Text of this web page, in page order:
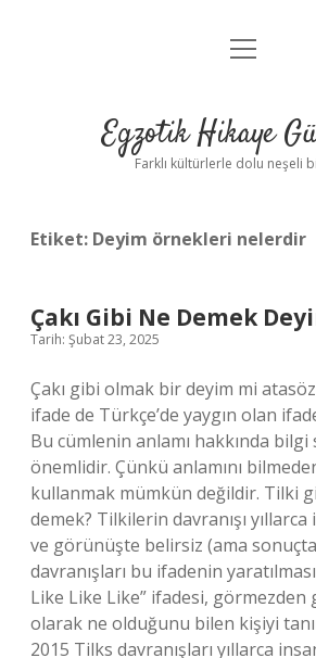
Anasayfa
Yasal Uyarı
menüyü
Egzotik Hikaye
Farklı kültürlerle dolu neşeli
Etiket: Deyim örnekleri nelerdir
Çakı Gibi Ne Demek
Tarih: Şubat 23, 2025
Çakı gibi olmak bir deyim mi
ifade de Türkçe’de yaygın olan
Bu cümlenin anlamı hakkında
önemlidir. Çünkü anlamını
kullanmak mümkün değildir. Tilki
demek? Tilkilerin davranışı
ve görünüşte belirsiz (ama sonuçta
davranışları bu ifadenin
Like Like Like” ifadesi, görmezden
olarak ne olduğunu bilen kişiyi
2015 Tilks davranışları yıllarca